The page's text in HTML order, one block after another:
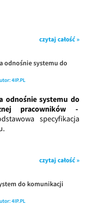
czytaj całość »
odnośnie systemu do
4IP.PL
odnośnie systemu do
pracowników -
specyfikacja
czytaj całość »
do komunikacji
4IP.PL